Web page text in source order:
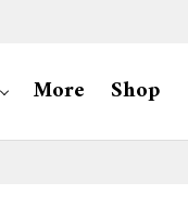
More Shop